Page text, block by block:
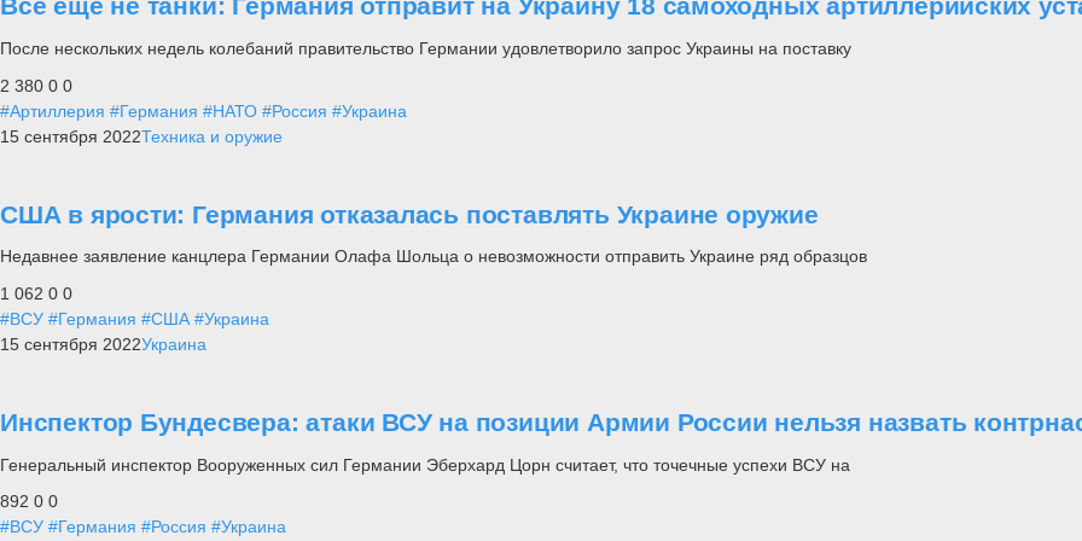
Все еще не танки: Германия отправит на Украину 18 самоходных артиллерийских
После нескольких недель колебаний правительство Германии удовлетворило запрос Украины на поставку
2 380 0 0
#Артиллерия #Германия #НАТО #Россия #Украина
15 сентября 2022Техника и оружие
США в ярости: Германия отказалась поставлять Украине оружие
Недавнее заявление канцлера Германии Олафа Шольца о невозможности отправить Украине ряд образцов
1 062 0 0
#ВСУ #Германия #США #Украина
15 сентября 2022Украина
Инспектор Бундесвера: атаки ВСУ на позиции Армии России нельзя назвать
Генеральный инспектор Вооруженных сил Германии Эберхард Цорн считает, что точечные успехи ВСУ на
892 0 0
#ВСУ #Германия #Россия #Украина